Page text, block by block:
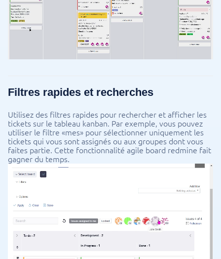
Filtres rapides et recherches
Utilisez des filtres rapides pour rechercher et afficher les
tickets sur le tableau kanban. Par exemple, vous pouvez
utiliser le filtre «mes» pour sélectionner uniquement les
tickets qui vous sont assignés ou aux groupes dont vous
faites partie. Cette fonctionnalité agile board redmine fait
gagner du temps.